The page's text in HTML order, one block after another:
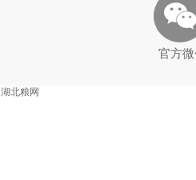
官方
湖北粮网